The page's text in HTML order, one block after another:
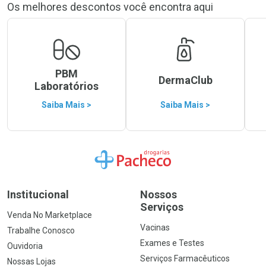
Os melhores descontos você encontra aqui
PBM
Laboratórios
Saiba Mais >
DermaClub
Saiba Mais >
Ir para a Home
Institucional
Venda No Marketplace
Trabalhe Conosco
Ouvidoria
Nossas Lojas
Nossos
Serviços
Vacinas
Exames e Testes
Serviços Farmacêuticos